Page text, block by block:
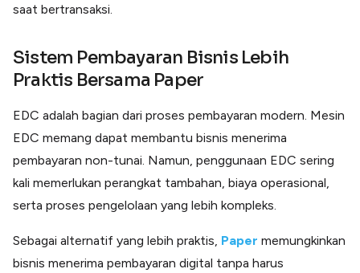
saat bertransaksi.
Sistem Pembayaran Bisnis Lebih
Praktis Bersama Paper
EDC adalah bagian dari proses pembayaran modern. Mesin
EDC memang dapat membantu bisnis menerima
pembayaran non-tunai. Namun, penggunaan EDC sering
kali memerlukan perangkat tambahan, biaya operasional,
serta proses pengelolaan yang lebih kompleks.
Sebagai alternatif yang lebih praktis, Paper memungkinkan
bisnis menerima pembayaran digital tanpa harus